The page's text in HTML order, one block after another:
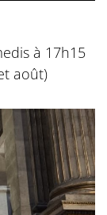
à 17h15
août)